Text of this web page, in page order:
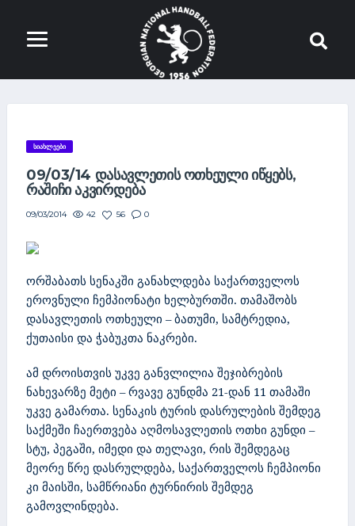
ᲡᲘᲐᲮᲚᲔᲔᲑᲘ
09/03/14 ᲓᲐᲡᲐᲕᲚᲔᲗᲘᲡ ᲝᲗᲮᲔᲣᲚᲘ ᲘᲬᲧᲔᲑᲡ,
ᲠᲐᲨᲘᲩᲘ ᲐᲙᲕᲘᲠᲓᲔᲑᲐ
09/03/2014 42 56 0
ორშაბათს სენაკში განახლდება საქართველოს
ეროვნული ჩემპიონატი ხელბურთში. თამაშობს
დასავლეთის ოთხეული – ბათუმი, სამტრედია,
ქუთაისი და ჭაბუკთა ნაკრები.
ამ დროისთვის უკვე განვლილია შეჯიბრების
ნახევარზე მეტი – რვავე გუნდმა 21-დან 11 თამაში
უკვე გამართა. სენაკის ტურის დასრულების შემდეგ
საქმეში ჩაერთვება აღმოსავლეთის ოთხი გუნდი –
სტუ, პეგაში, იმედი და თელავი, რის შემდეგაც
მეორე წრე დასრულდება, საქართველოს ჩემპიონი
კი მაისში, სამწრიანი ტურნირის შემდეგ
გამოვლინდება.